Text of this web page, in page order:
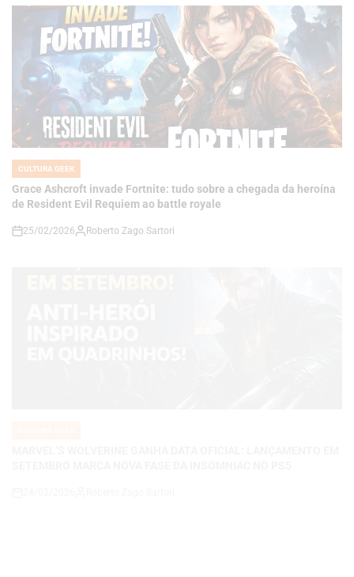
POSTED
CULTURA GEEK
Grace Ashcroft invade Fortnite: tudo sobre a chegada da heroína
de Resident Evil Requiem ao battle royale
on
25/02/2026